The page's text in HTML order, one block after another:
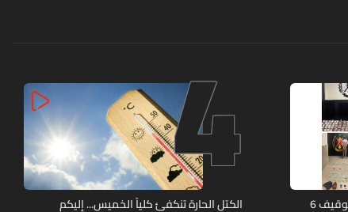
كمائن لشعبة المعلومات تُسفر عن توقيف 6
4
الكتل الحارة تنكفئ كلياً الخميس... إليكم